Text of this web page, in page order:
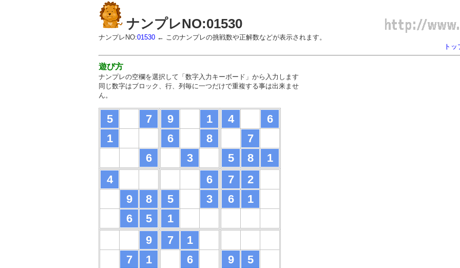
ナンプレNO:01530
ナンプレNO:01530 ← このナンプレの挑戦数や正解数などが表示されます。
トッ
遊び方
ナンプレの空欄を選択して「数字入力キーボード」から入力します
同じ数字はブロック、行、列毎に一つだけで重複する事は出来ませ
ん。
5
7
1
6
9
1
6
8
3
4
6
7
5
8
1
4
9
8
6
5
6
5
3
1
7
2
6
1
9
7
1
7
1
6
9
5